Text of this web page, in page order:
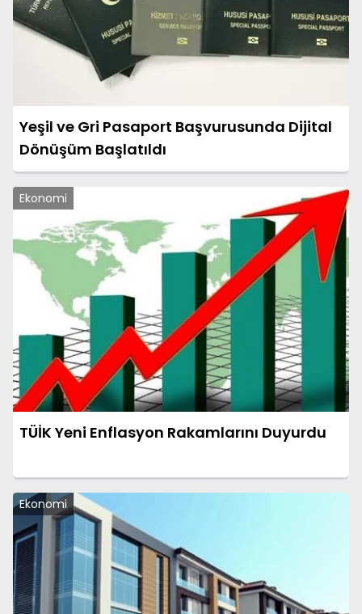
Yeşil ve Gri Pasaport Başvurusunda Dijital
Dönüşüm Başlatıldı
Ekonomi
TÜİK Yeni Enflasyon Rakamlarını Duyurdu
Ekonomi